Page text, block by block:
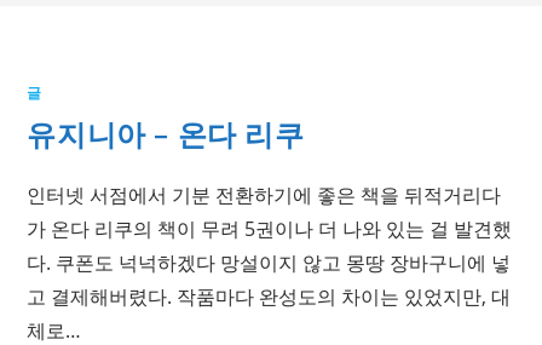
글
유지니아 – 온다 리쿠
인터넷 서점에서 기분 전환하기에 좋은 책을 뒤적거리다
가 온다 리쿠의 책이 무려 5권이나 더 나와 있는 걸 발견했
다. 쿠폰도 넉넉하겠다 망설이지 않고 몽땅 장바구니에 넣
고 결제해버렸다. 작품마다 완성도의 차이는 있었지만, 대
체로…